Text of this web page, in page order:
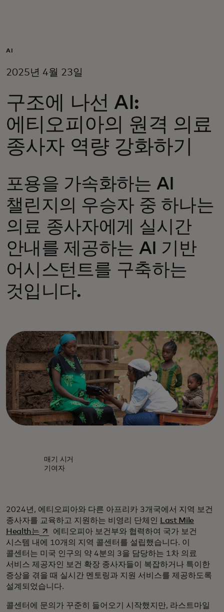
이노베이터
뉴스 & 인사이트
AI
2025년 4월 23일
구조에 나선 AI:
에티오피아의 원격 의료
종사자 역량 강화하기
포용을 가속화하는 AI
챌린지의 우승자 중 하나는
의료 종사자에게 실시간
안내를 제공하는 AI 기반
어시스턴트를 구축하는
것입니다.
매기 시거
기여자
2024년, 에티오피아와 다른 아프리카 3개국에서 지역 보건
종사자를 교육하고 지원하는 비영리 단체인
Last Mile
Health는새 탭에서 열림
에티오피아 보건부와 협력하여 국가 보건
시스템 내에 10개의 지역 콜센터를 설립했습니다. 이
콜센터는 미국 인구의 약 4분의 3을 담당하는 1차 의료
서비스 제공자인 보건 확장 종사자들이 복잡하거나 특이한
증상을 겪을 때 실시간 멘토링과 지원 서비스를 제공하도록
설계되었습니다.
콜센터에 문의가 꾸준히 들어오기 시작했지만, 라스트마일